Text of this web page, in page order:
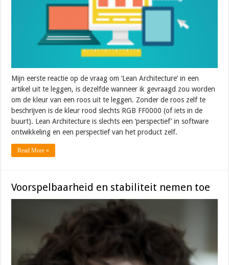
Mijn eerste reactie op de vraag om ‘Lean Architecture’ in een
artikel uit te leggen, is dezelfde wanneer ik gevraagd zou worden
om de kleur van een roos uit te leggen. Zonder de roos zelf te
beschrijven is de kleur rood slechts RGB FF0000 (of iets in de
buurt). Lean Architecture is slechts een ‘perspectief’ in software
ontwikkeling en een perspectief van het product zelf.
Read More »
Voorspelbaarheid en stabiliteit nemen toe